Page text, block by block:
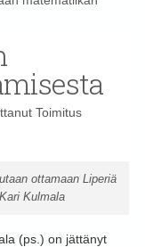
Toimitus
ottamaan Liperiä
Kulmala
(ps.) on jättänyt